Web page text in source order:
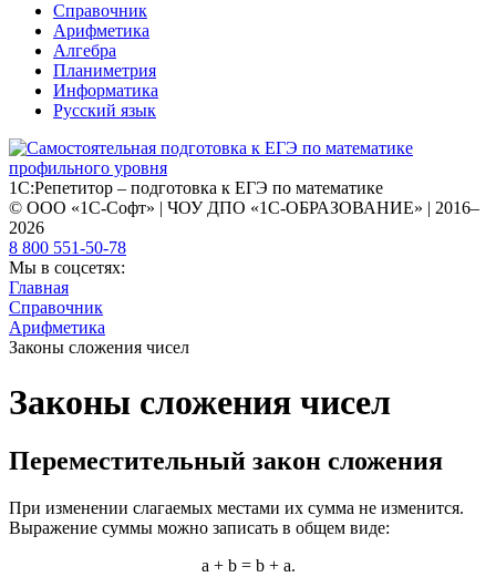
Справочник
Арифметика
Алгебра
Планиметрия
Информатика
Русский язык
1С:Репетитор – подготовка к ЕГЭ по математике
© ООО «1С-Софт» | ЧОУ ДПО «1С-ОБРАЗОВАНИЕ» | 2016–
2026
8 800 551-50-78
Мы в соцсетях:
Главная
Справочник
Арифметика
Законы сложения чисел
Законы сложения чисел
Переместительный закон сложения
При изменении слагаемых местами их сумма не изменится.
Выражение суммы можно записать в общем виде:
a + b = b + a.